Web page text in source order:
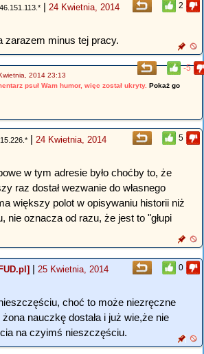
2
46.151.113.* | 24 Kwietnia, 2014
zarazem minus tej pracy.
-5
2014 23:13
psuł Wam humor, więc został ukryty. Pokaż go
5
| 24 Kwietnia, 2014
w tym adresie było choćby to, że
raz dostał wezwanie do własnego
większy polot w opisywaniu historii niż
nie oznacza od razu, że jest to "głupi
0
| 25 Kwietnia, 2014
choć to może niezręczne
nauczkę dostała i już wie,że nie
na czyimś nieszczęściu.